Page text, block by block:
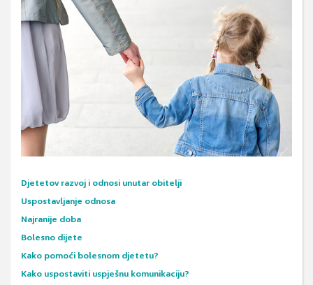
Djetetov razvoj i odnosi unutar obitelji
Uspostavljanje odnosa
Najranije doba
Bolesno dijete
Kako pomoći bolesnom djetetu?
Kako uspostaviti uspješnu komunikaciju?